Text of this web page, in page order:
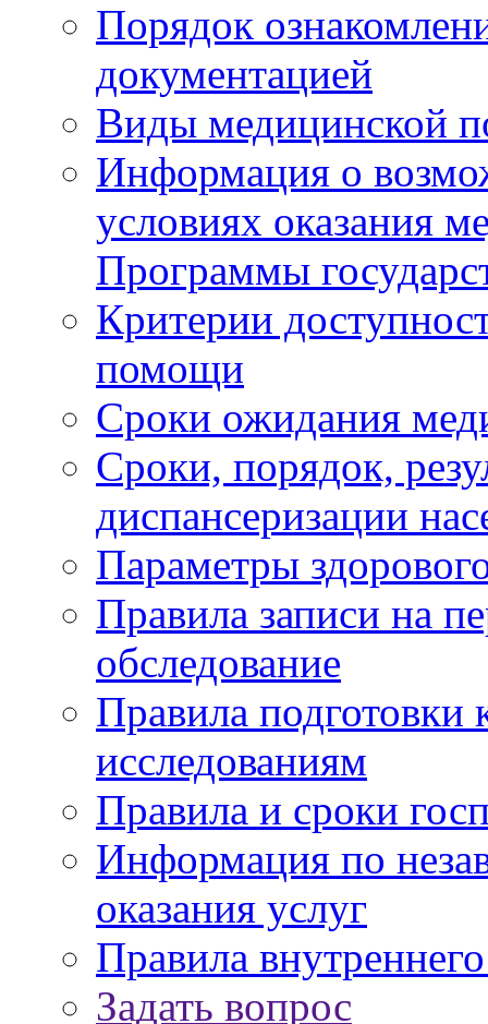
Порядок
документацией
Виды медицинской
Информация о
условиях оказания
Программы
Критерии
помощи
Сроки ожидания
Сроки, порядок,
диспансеризации
Параметры
Правила записи на
обследование
Правила подготовки
исследованиям
Правила и сроки
Информация по
оказания услуг
Правила
Задать вопрос